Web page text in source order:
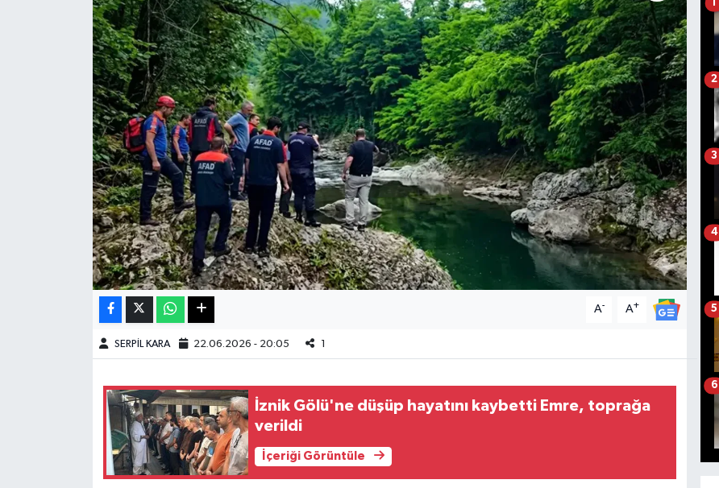
A- A+
SERPİL KARA 22.06.2026 - 20:05 1
İznik Gölü'ne düşüp hayatını kaybetti Emre, toprağa
verildi
İçeriği Görüntüle
1
2
3
4
5
6
Haberde İnsan
Kültür Sanat
Magazin
Manşet Altı
Manşetler
Resmi İlan
SürManşet
KAHRAMANMARAŞ